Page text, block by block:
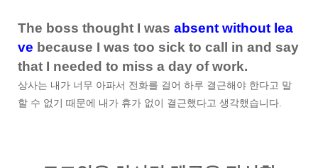
The boss thought I was absent without lea
ve because I was too sick to call in and say
that I needed to miss a day of work.
상사는 내가 너무 아파서 전화를 걸어 하루 결근해야 한다고 말
할 수 없기 때문에 내가 휴가 없이 결근했다고 생각했습니다.